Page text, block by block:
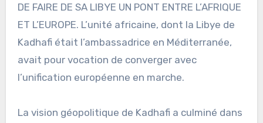
DE FAIRE DE SA LIBYE UN PONT ENTRE L’AFRIQUE
ET L’EUROPE. L’unité africaine, dont la Libye de
Kadhafi était l’ambassadrice en Méditerranée,
avait pour vocation de converger avec
l’unification européenne en marche.
La vision géopolitique de Kadhafi a culminé dans